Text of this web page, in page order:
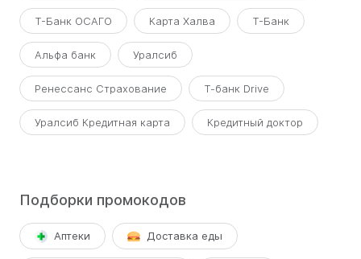
Т-Банк ОСАГО Карта Халва Т-Банк
Альфа банк Уралсиб
Ренессанс Страхование Т-банк Drive
Уралсиб Кредитная карта Кредитный доктор
Подборки промокодов
Аптеки Доставка еды